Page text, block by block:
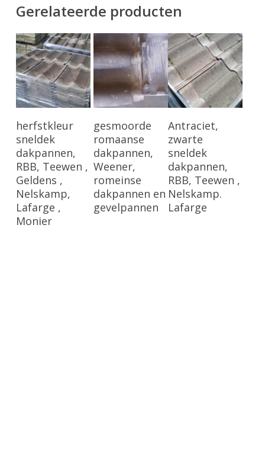
Gerelateerde producten
Bekijk Product
herfstkleur
sneldek
dakpannen,
RBB, Teewen ,
Geldens ,
Nelskamp,
Lafarge ,
Monier
Bekijk Product
gesmoorde
romaanse
dakpannen,
Weener,
romeinse
dakpannen en
gevelpannen
Bekijk Product
Antraciet,
zwarte
sneldek
dakpannen,
RBB, Teewen ,
Nelskamp.
Lafarge